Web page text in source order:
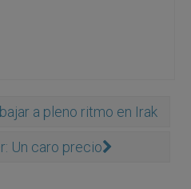
a pleno ritmo en Irak
Un caro precio